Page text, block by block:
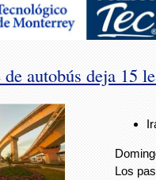
de autobús deja 15
Los